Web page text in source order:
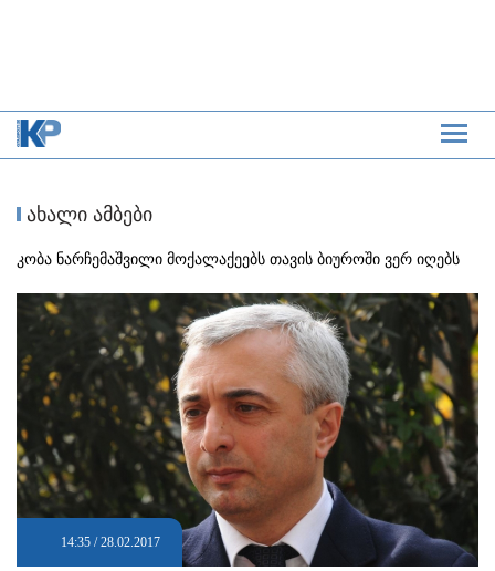
ახალი ამბები
კობა ნარჩემაშვილი მოქალაქეებს თავის ბიუროში ვერ იღებს
14:35 / 28.02.2017